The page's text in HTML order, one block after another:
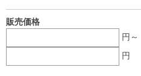
販売価格
円～
円